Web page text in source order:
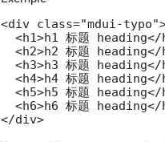
<div class="mdui-
<h1>h1 标题 heading</
<h2>h2 标题 heading</
<h3>h3 标题 heading</
<h4>h4 标题 heading</
<h5>h5 标题 heading</
<h6>h6 标题 heading</
</div>